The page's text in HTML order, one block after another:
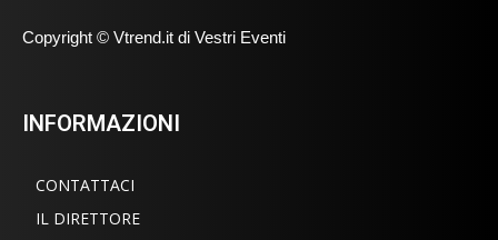
Copyright © Vtrend.it di Vestri Eventi
INFORMAZIONI
CONTATTACI
IL DIRETTORE